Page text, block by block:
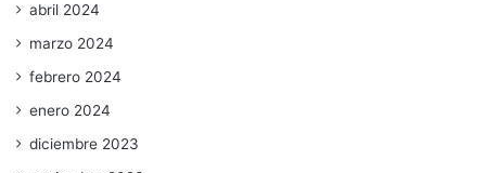
abril 2024
marzo 2024
febrero 2024
enero 2024
diciembre 2023